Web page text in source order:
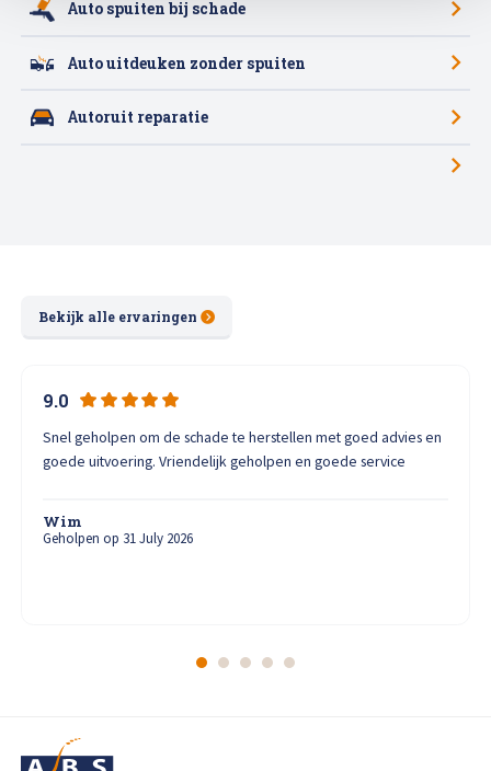
Auto spuiten bij schade
Auto uitdeuken zonder spuiten
Autoruit reparatie
Bekijk alle ervaringen
9.0
Snel geholpen om de schade te herstellen met goed advies en
goede uitvoering. Vriendelijk geholpen en goede service
Wim
Geholpen op 31 July 2026